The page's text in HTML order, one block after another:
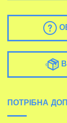
ПОТРІБНА